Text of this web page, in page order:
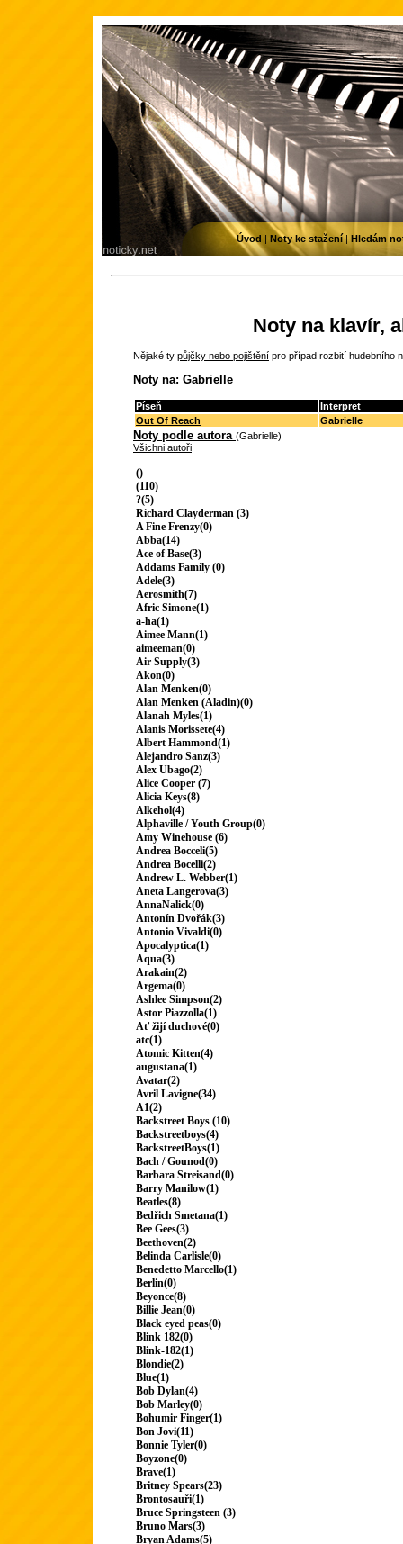
Noty na klavír,
Nějaké ty půjčky nebo pojištění pro případ rozbití hudebního
Noty na: Gabrielle
Píseň
Interpret
Out Of Reach
Gabrielle
Noty podle autora (Gabrielle)
Všichni autoři
()
(110)
?(5)
Richard Clayderman (3)
A Fine Frenzy(0)
Abba(14)
Ace of Base(3)
Addams Family (0)
Adele(3)
Aerosmith(7)
Afric Simone(1)
a-ha(1)
Aimee Mann(1)
aimeeman(0)
Air Supply(3)
Akon(0)
Alan Menken(0)
Alan Menken (Aladin)(0)
Alanah Myles(1)
Alanis Morissete(4)
Albert Hammond(1)
Alejandro Sanz(3)
Alex Ubago(2)
Alice Cooper (7)
Alicia Keys(8)
Alkehol(4)
Alphaville / Youth Group(0)
Amy Winehouse (6)
Andrea Bocceli(5)
Andrea Bocelli(2)
Andrew L. Webber(1)
Aneta Langerova(3)
AnnaNalick(0)
Antonín Dvořák(3)
Antonio Vivaldi(0)
Apocalyptica(1)
Aqua(3)
Arakain(2)
Argema(0)
Ashlee Simpson(2)
Astor Piazzolla(1)
Ať žijí duchové(0)
atc(1)
Atomic Kitten(4)
augustana(1)
Avatar(2)
Avril Lavigne(34)
A1(2)
Backstreet Boys (10)
Backstreetboys(4)
BackstreetBoys(1)
Bach / Gounod(0)
Barbara Streisand(0)
Barry Manilow(1)
Beatles(8)
Bedřich Smetana(1)
Bee Gees(3)
Beethoven(2)
Belinda Carlisle(0)
Benedetto Marcello(1)
Berlin(0)
Beyonce(8)
Billie Jean(0)
Black eyed peas(0)
Blink 182(0)
Blink-182(1)
Blondie(2)
Blue(1)
Bob Dylan(4)
Bob Marley(0)
Bohumir Finger(1)
Bon Jovi(11)
Bonnie Tyler(0)
Boyzone(0)
Brave(1)
Britney Spears(23)
Brontosauři(1)
Bruce Springsteen (3)
Bruno Mars(3)
Bryan Adams(5)
Úvod | Noty ke stažení| Hledám